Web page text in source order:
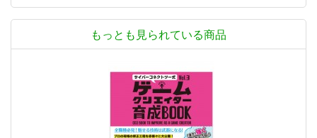
もっとも見られている商品